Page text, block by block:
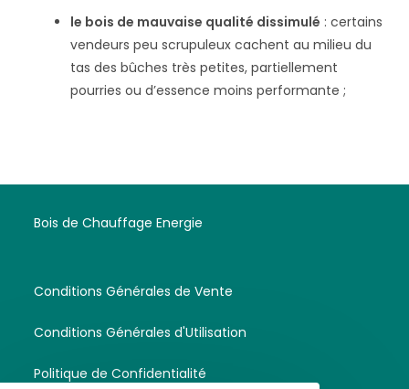
le bois de mauvaise qualité dissimulé : certains
vendeurs peu scrupuleux cachent au milieu du
tas des bûches très petites, partiellement
pourries ou d’essence moins performante ;
Bois de Chauffage Energie
Conditions Générales de Vente
Conditions Générales d'Utilisation
Politique de Confidentialité